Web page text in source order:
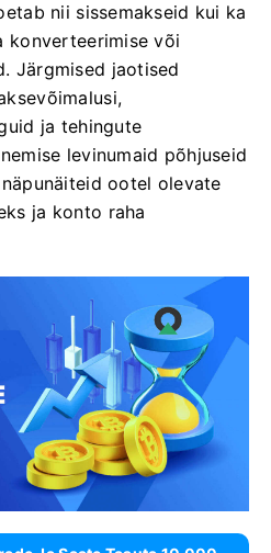
nii sissemakseid kui ka
konverteerimise või
Järgmised jaotised
ja tehingute
levinumaid põhjuseid
ootel olevate
ja konto raha